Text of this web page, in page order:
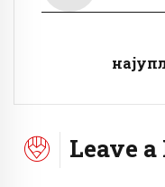
Leave